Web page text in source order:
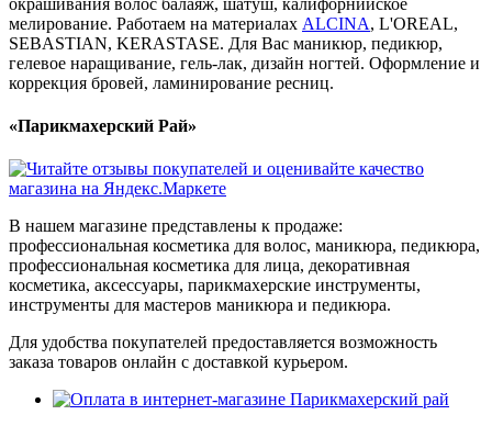
мелирование. Работаем на материалах ALCINA, L'OREAL,
SEBASTIAN, KERASTASE. Для Вас маникюр, педикюр,
гелевое наращивание, гель-лак, дизайн ногтей. Оформление и
коррекция бровей, ламинирование ресниц.
«Парикмахерский Рай»
В нашем магазине представлены к продаже:
профессиональная косметика для волос, маникюра, педикюра,
профессиональная косметика для лица, декоративная
косметика, аксессуары, парикмахерские инструменты,
инструменты для мастеров маникюра и педикюра.
Для удобства покупателей предоставляется возможность
заказа товаров онлайн с доставкой курьером.